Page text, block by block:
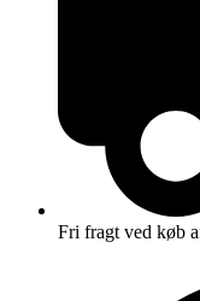
Fri fragt ved køb